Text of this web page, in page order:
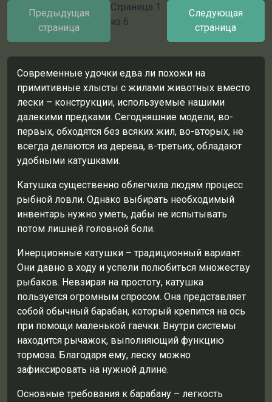
Предыдущая
страница
Страница 1
из 6
Следующая
страница
Современные удочки едва ли похожи на
примитивные хлысты с жилами животных вместо
лески – конструкции, используемые нашими
далекими предками. Сегодняшние модели, во-
первых, обходятся без всяких жил, во-вторых, не
всегда делаются из дерева, в-третьих, обладают
удобными катушками.
Катушка существенно облегчила людям процесс
рыбной ловли. Однако выбирать необходимый
инвентарь нужно уметь, дабы не испытывать
потом лишней головной боли.
Инерционные катушки – традиционный вариант.
Они давно в ходу и успели полюбиться множеству
рыбаков. Невзирая на простоту, катушка
пользуется огромным спросом. Она представляет
собой обычный барабан, который крепится на ось
при помощи маленькой гаечки. Внутри системы
находится рычажок, выполняющий функцию
тормоза. Благодаря ему, леску можно
зафиксировать на нужной длине.
Основные требования к барабану – легкость